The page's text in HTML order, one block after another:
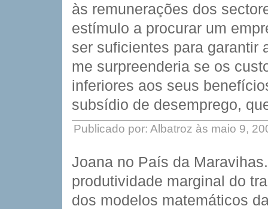
às remunerações dos
estímulo a procurar um
ser suficientes para garantir
me surpreenderia se os
inferiores aos seus
subsídio de desemprego,
Publicado por: Albatroz às maio 9,
Joana no País da
produtividade marginal do
dos modelos matemáticos